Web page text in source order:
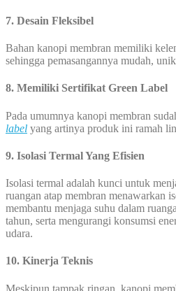
7. Desain Fleksibel
Bahan kanopi membran memiliki
sehingga pemasangannya mudah,
8. Memiliki Sertifikat Green Label
Pada umumnya kanopi membran
label yang artinya produk ini ramah
9. Isolasi Termal Yang Efisien
Isolasi termal adalah kunci untuk
ruangan atap membran menawarkan
membantu menjaga suhu dalam
tahun, serta mengurangi konsumsi
udara.
10. Kinerja Teknis
Meskipun tampak ringan, kanopi